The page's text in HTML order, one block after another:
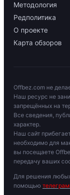
Методология
Редполитика
О проекте
Карта обзоров
Offbez.com не
Наш ресурс не
запрещённых на
Все сведения,
характер.
Наш сайт
необходимо для
вы посещаете
передачу ваших
Для решения
помощью